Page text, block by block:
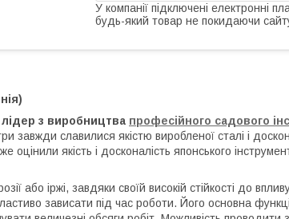
У компанії підключені електронні
будь-який товар не покидаючи
з виробництва професійного садового
завжди славилися якістю виробленої сталі і
оцінили якість і досконалість японського
або іржі, завдяки своїй високій стійкості до
зависати під час роботи. Його основна